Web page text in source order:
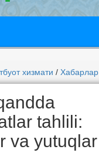
хизмати / Хабарлар
tahlili:
va yutuqlar